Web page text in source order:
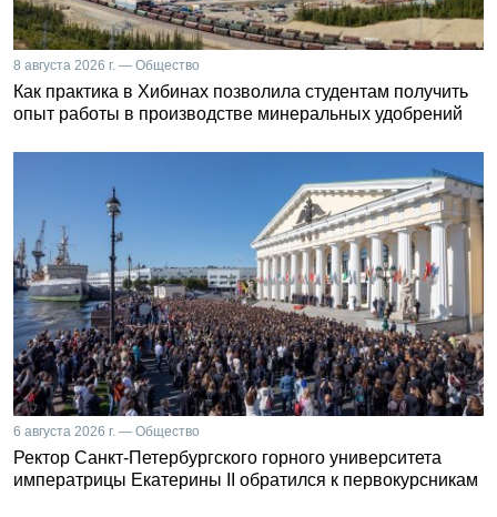
8 августа 2026 г. — Общество
Как практика в Хибинах позволила студентам получить
опыт работы в производстве минеральных удобрений
6 августа 2026 г. — Общество
Ректор Санкт-Петербургского горного университета
императрицы Екатерины II обратился к первокурсникам